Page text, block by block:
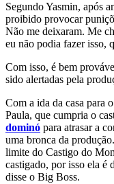
Segundo Yasmin, após
proibido provocar
Não me deixaram. Me
eu não podia fazer isso,
Com isso, é bem
sido alertadas pela
Com a ida da casa para
Paula, que cumpria o
dominó para atrasar a
uma bronca da
limite do Castigo do
castigado, por isso ela é
disse o Big Boss.